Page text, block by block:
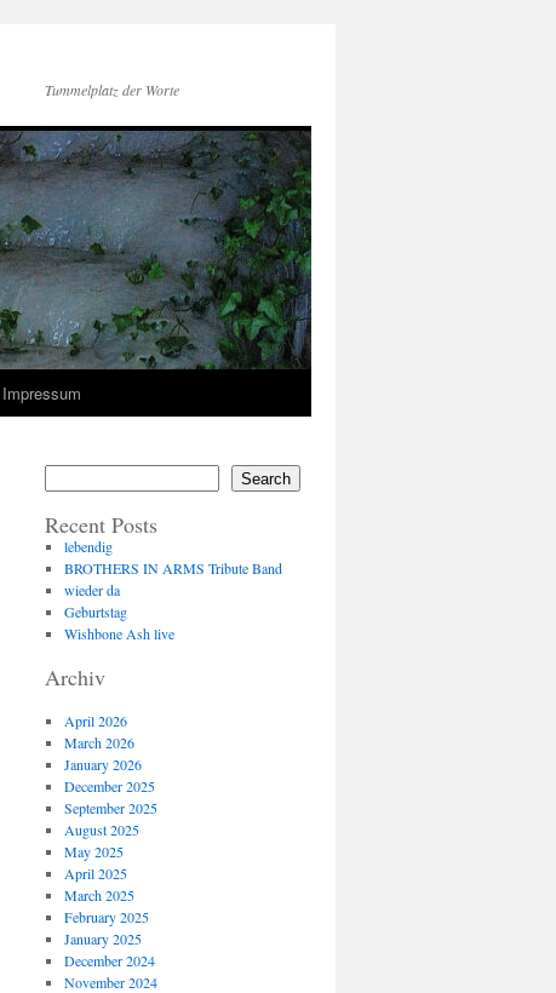
Tummelplatz der Worte
Impressum
Search
Recent Posts
lebendig
BROTHERS IN ARMS Tribute Band
wieder da
Geburtstag
Wishbone Ash live
Archiv
April 2026
March 2026
January 2026
December 2025
September 2025
August 2025
May 2025
April 2025
March 2025
February 2025
January 2025
December 2024
November 2024